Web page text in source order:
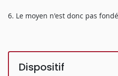
6. Le moyen n'est donc pas
Dispositif